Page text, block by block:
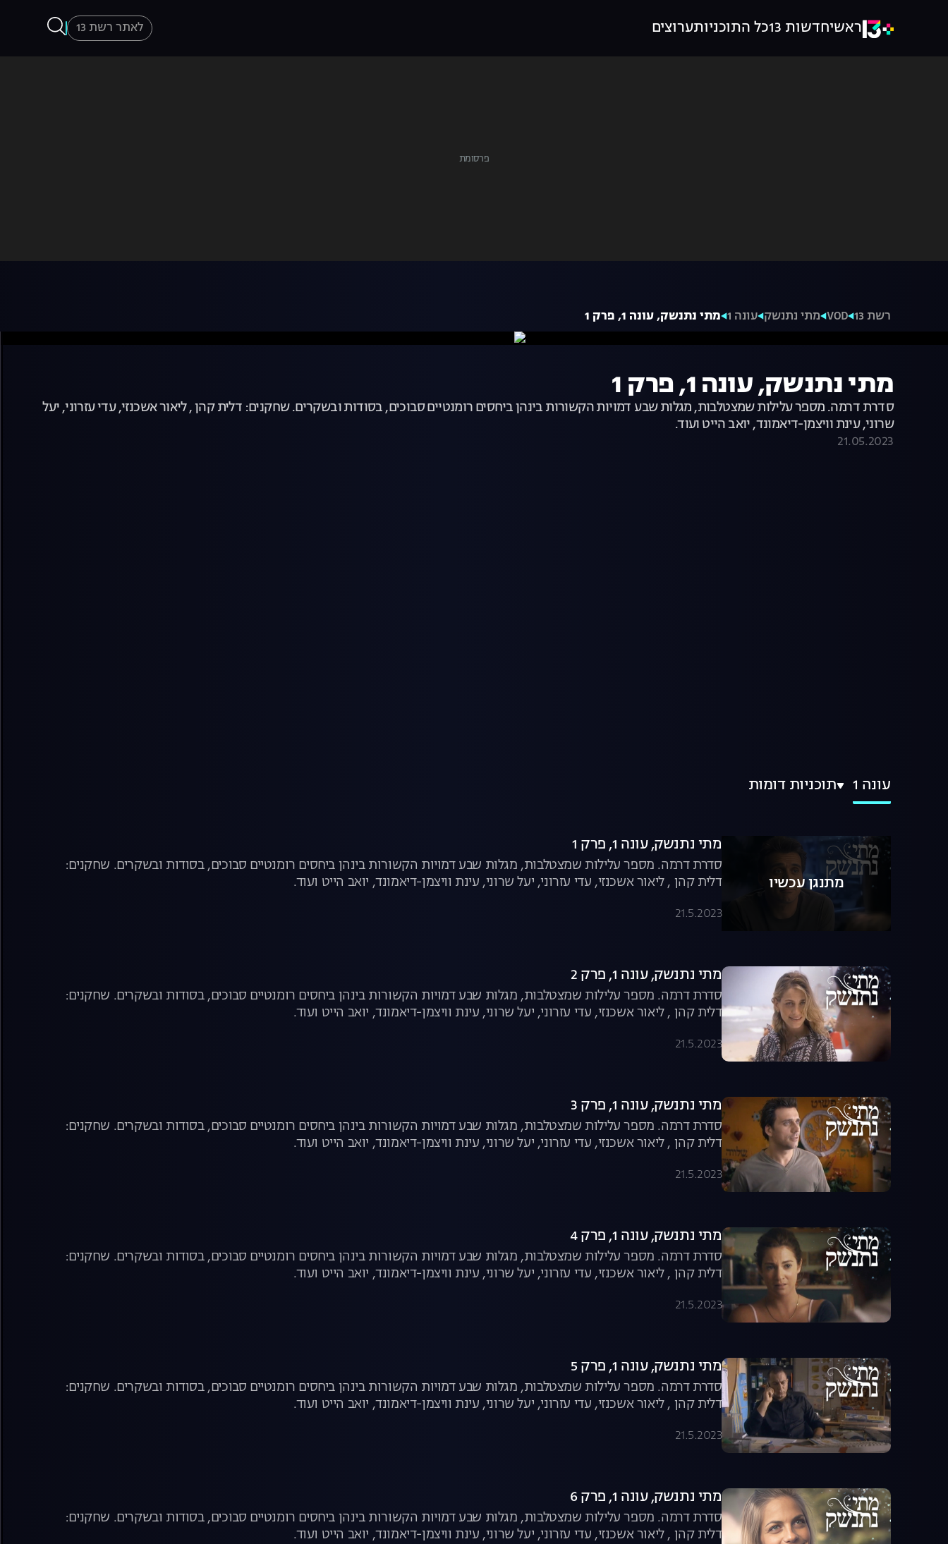
ראשיחדשות 13 כל התוכניותערוצים לאתר רשת 13
רשת 13 VOD מתי נתנשק עונה 1 מתי נתנשק, עונה 1, פרק 1
מתי נתנשק, עונה 1, פרק 1
סדרת דרמה. מספר עלילות שמצטלבות, מגלות שבע דמויות הקשורות בינהן ביחסים רומנטיים סבוכים, בסודות ובשקרים. שחקנים: דלית קהן , ליאור אשכנזי, עדי עזרוני, יעל
שרוני, עינת וויצמן-דיאמונד, יואב הייט ועוד.
21.05.2023
עונה 1 תוכניות דומות
מתנגן עכשיו
מתי נתנשק, עונה 1, פרק 1
סדרת דרמה. מספר עלילות שמצטלבות, מגלות שבע דמויות הקשורות בינהן ביחסים רומנטיים סבוכים, בסודות ובשקרים. שחקנים:
דלית קהן , ליאור אשכנזי, עדי עזרוני, יעל שרוני, עינת וויצמן-דיאמונד, יואב הייט ועוד.
21.5.2023
מתי נתנשק, עונה 1, פרק 2
סדרת דרמה. מספר עלילות שמצטלבות, מגלות שבע דמויות הקשורות בינהן ביחסים רומנטיים סבוכים, בסודות ובשקרים. שחקנים:
דלית קהן , ליאור אשכנזי, עדי עזרוני, יעל שרוני, עינת וויצמן-דיאמונד, יואב הייט ועוד.
21.5.2023
מתי נתנשק, עונה 1, פרק 3
סדרת דרמה. מספר עלילות שמצטלבות, מגלות שבע דמויות הקשורות בינהן ביחסים רומנטיים סבוכים, בסודות ובשקרים. שחקנים:
דלית קהן , ליאור אשכנזי, עדי עזרוני, יעל שרוני, עינת וויצמן-דיאמונד, יואב הייט ועוד.
21.5.2023
מתי נתנשק, עונה 1, פרק 4
סדרת דרמה. מספר עלילות שמצטלבות, מגלות שבע דמויות הקשורות בינהן ביחסים רומנטיים סבוכים, בסודות ובשקרים. שחקנים:
דלית קהן , ליאור אשכנזי, עדי עזרוני, יעל שרוני, עינת וויצמן-דיאמונד, יואב הייט ועוד.
21.5.2023
מתי נתנשק, עונה 1, פרק 5
סדרת דרמה. מספר עלילות שמצטלבות, מגלות שבע דמויות הקשורות בינהן ביחסים רומנטיים סבוכים, בסודות ובשקרים. שחקנים:
דלית קהן , ליאור אשכנזי, עדי עזרוני, יעל שרוני, עינת וויצמן-דיאמונד, יואב הייט ועוד.
21.5.2023
מתי נתנשק, עונה 1, פרק 6
סדרת דרמה. מספר עלילות שמצטלבות, מגלות שבע דמויות הקשורות בינהן ביחסים רומנטיים סבוכים, בסודות ובשקרים. שחקנים:
דלית קהן , ליאור אשכנזי, עדי עזרוני, יעל שרוני, עינת וויצמן-דיאמונד, יואב הייט ועוד.